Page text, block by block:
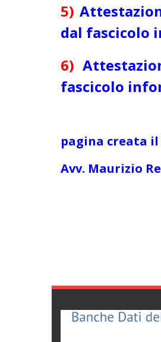
5)
dal fascicolo
6)
fascicolo
pagina creata il
Avv. Maurizio